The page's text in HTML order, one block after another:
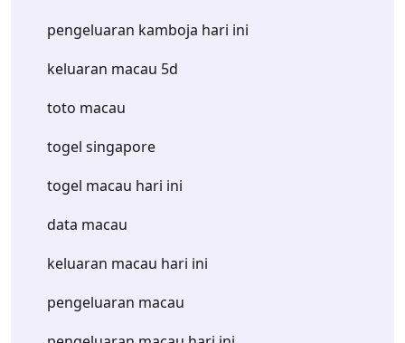
pengeluaran kamboja hari ini
keluaran macau 5d
toto macau
togel singapore
togel macau hari ini
data macau
keluaran macau hari ini
pengeluaran macau